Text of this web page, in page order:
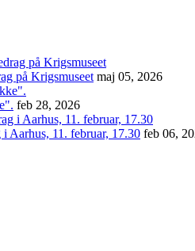
på Krigsmuseet maj 05, 2026
feb 28, 2026
Aarhus, 11. februar, 17.30 feb 06,